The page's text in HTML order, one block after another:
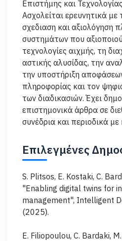
Επιστήμης και
Ασχολείται ερευνητικά με
σχεδιαση και αξιολόγηση
συστημάτων που
τεχνολογίες αιχμής, τη
αστικής αλυσίδας, την
την υποστήριξη
πληροφορίας και τον
των διαδικασιών. Έχει
επιστημονικά άρθρα σε
συνέδρια και περιοδικά με
Επιλεγμένες
S. Plitsos, E. Kostaki, C.
"Enabling digital twins for
management", Intelligent
(2025).
E. Filiopoulou, C. Bardaki,